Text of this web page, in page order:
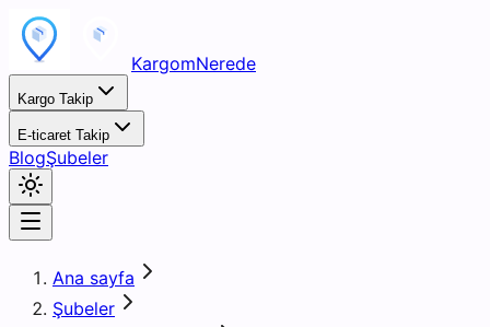
KargomNerede
Kargo Takip
E-ticaret Takip
BlogŞubeler
Ana sayfa
Şubeler